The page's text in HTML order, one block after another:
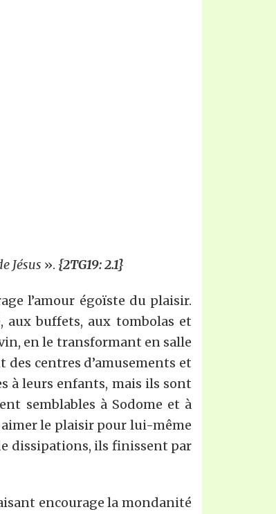
Jésus ». {2TG19: 2.1}
l’amour égoïste du plaisir.
aux buffets, aux tombolas et
en le transformant en salle
des centres d’amusements et
à leurs enfants, mais ils sont
semblables à Sodome et à
le plaisir pour lui-même
dissipations, ils finissent par
encourage la mondanité